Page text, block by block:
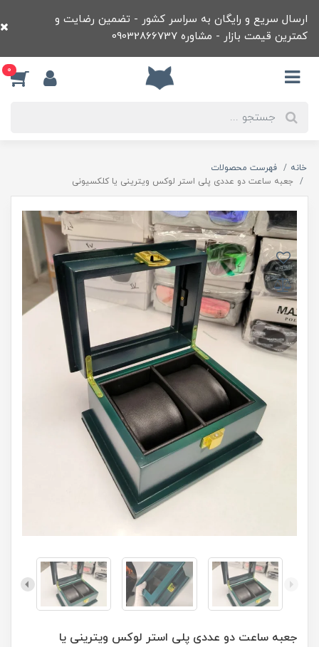
ارسال سریع و رایگان به سراسر کشور - تضمین رضایت و
کمترین قیمت بازار - مشاوره 09032866737
0
خانه
فهرست محصولات
جعبه ساعت دو عددی پلی استر لوکس ویترینی یا کلکسیونی
جعبه ساعت دو عددی پلی استر لوکس ویترینی یا